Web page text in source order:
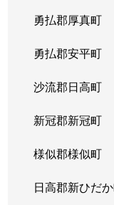
勇払郡厚真町
勇払郡安平町
沙流郡日高町
新冠郡新冠町
様似郡様似町
日高郡新ひだ